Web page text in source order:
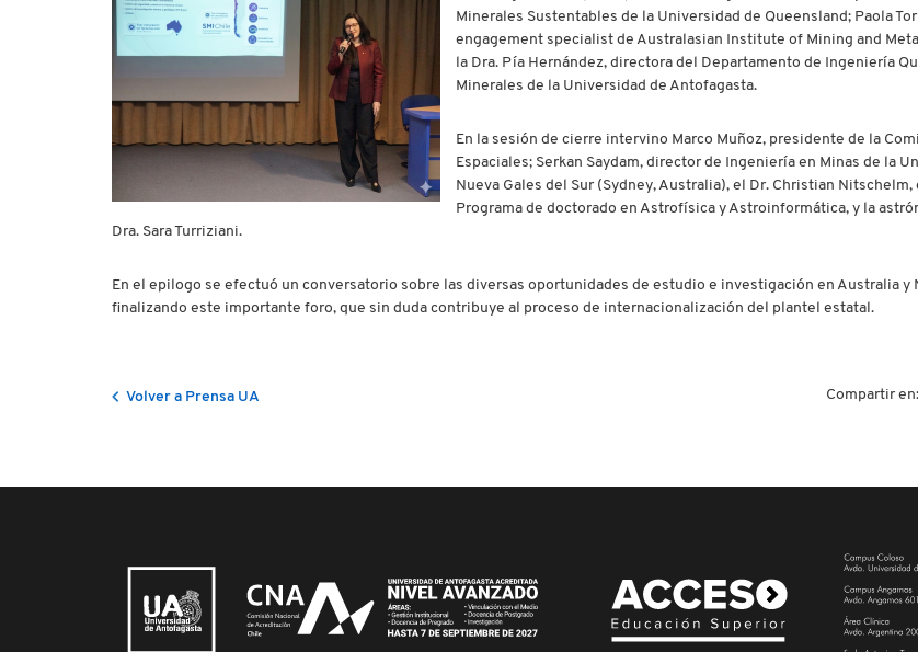
Minerales Sustentables de la Universidad de Queensland; Paola
engagement specialist de Australasian Institute of Mining and
la Dra. Pía Hernández, directora del Departamento de Ingeniería
Minerales de la Universidad de Antofagasta.
En la sesión de cierre intervino Marco Muñoz, presidente de la
Espaciales; Serkan Saydam, director de Ingeniería en Minas de la
Nueva Gales del Sur (Sydney, Australia), el Dr. Christian
Programa de doctorado en Astrofísica y Astroinformática, y la
Dra. Sara Turriziani.
En el epilogo se efectuó un conversatorio sobre las diversas oportunidades de estudio e investigación en Australia y
finalizando este importante foro, que sin duda contribuye al proceso de internacionalización del plantel estatal.
Volver a Prensa UA Compartir en: